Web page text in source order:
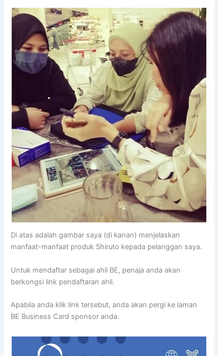
Di atas adalah gambar saya (di kanan) menjelaskan
manfaat-manfaat produk Shiruto kepada pelanggan saya.
Untuk mendaftar sebagai ahli BE, penaja anda akan
berkongsi link pendaftaran ahli.
Apabila anda klik link tersebut, anda akan pergi ke laman
BE Business Card sponsor anda.